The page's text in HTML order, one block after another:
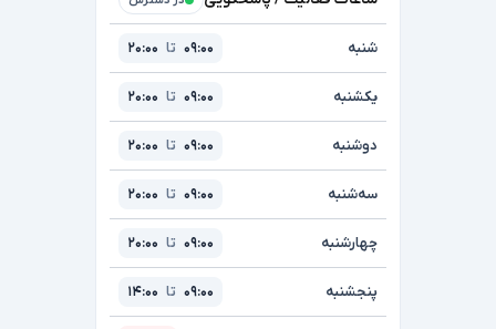
شنبه 09:00 تا
یکشنبه 09:00 تا
دوشنبه 09:00 تا
سه‌شنبه 09:00 تا
چهارشنبه 09:00 تا
پنجشنبه 09:00 تا